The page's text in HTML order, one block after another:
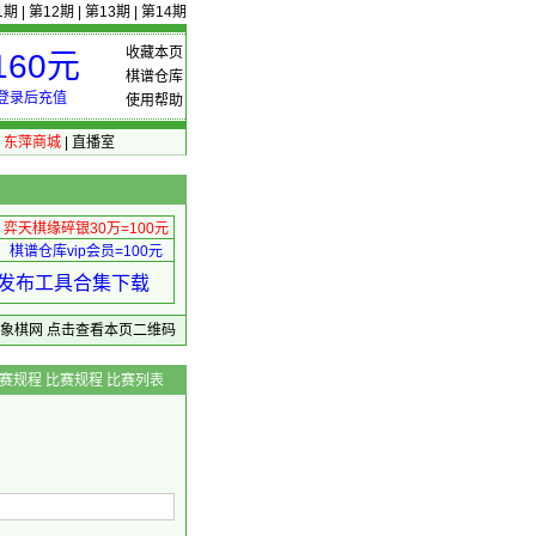
期 第12期 第13期 第14期
收藏本页
棋谱仓库
使用帮助
元
录后充值
东萍商城| 直播室
弈天棋缘碎银30万=100元
棋谱仓库vip会员=100元
布工具合集下载
棋网 点击查看本页二维码
规程 比赛规程 比赛列表